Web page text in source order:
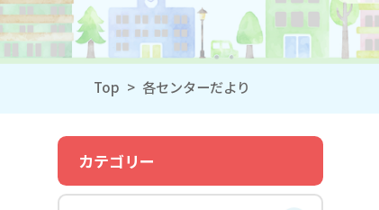
Top > 各センターだより
カテゴリー